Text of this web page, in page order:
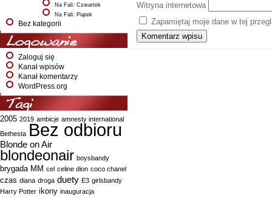
Na Fali: Czwartek
Na Fali: Piątek
Bez kategorii
Logowanie
Zaloguj się
Kanał wpisów
Kanał komentarzy
WordPress.org
Tagi
2005 2019 ambicje amnesty international
Bethesta Bez odbioru
Blonde on Air
blondeonair boysbandy
brygada MM cel celine dion coco chanel
czas diana droga duety E3 girlsbandy
Harry Potter ikony inauguracja
Witryna internetowa
Zapamiętaj moje dane w tej